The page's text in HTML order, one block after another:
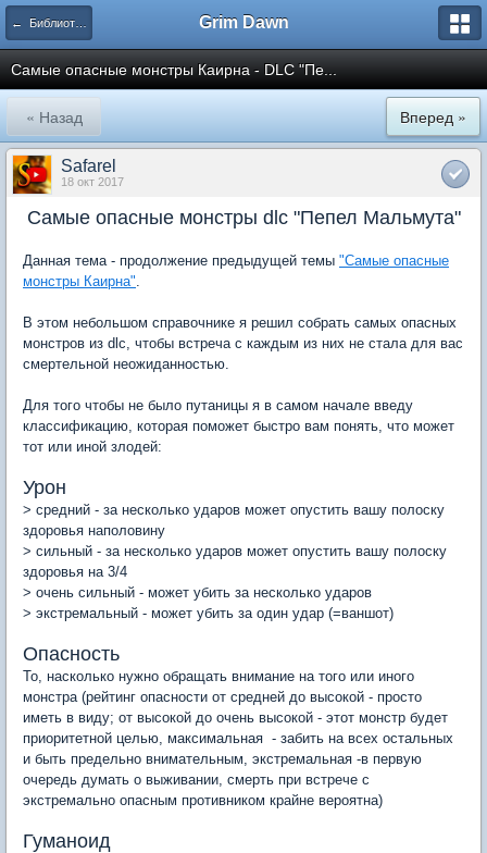
← Библиотека Grim Dawn
Самые опасные монстры Каирна - DLC "Пе...
« Назад Вперед »
Safarel
18 окт 2017
Самые опасные монстры dlc "Пепел Мальмута"
Данная тема - продолжение предыдущей темы "Самые опасные
монстры Каирна".
В этом небольшом справочнике я решил собрать самых опасных
монстров из dlc, чтобы встреча с каждым из них не стала для вас
смертельной неожиданностью.
Для того чтобы не было путаницы я в самом начале введу
классификацию, которая поможет быстро вам понять, что может
тот или иной злодей:
Урон
> средний - за несколько ударов может опустить вашу полоску
здоровья наполовину
> сильный - за несколько ударов может опустить вашу полоску
здоровья на 3/4
> очень сильный - может убить за несколько ударов
> экстремальный - может убить за один удар (=ваншот)
Опасность
То, насколько нужно обращать внимание на того или иного
монстра (рейтинг опасности от средней до высокой - просто
иметь в виду; от высокой до очень высокой - этот монстр будет
приоритетной целью, максимальная - забить на всех остальных
и быть предельно внимательным, экстремальная -в первую
очередь думать о выживании, смерть при встрече с
экстремально опасным противником крайне вероятна)
Гуманоид